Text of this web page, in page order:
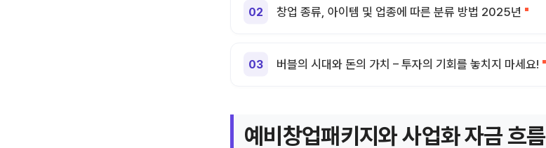
창업 종류, 아이템 및 업종에 따른 분류 방법 2025년
버블의 시대와 돈의 가치 – 투자의 기회를 놓치지 마세요!
예비창업패키지와 사업화 자금 흐름